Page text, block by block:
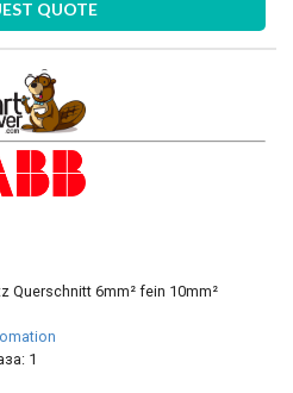
QUOTE
Querschnitt 6mm² fein 10mm²
1